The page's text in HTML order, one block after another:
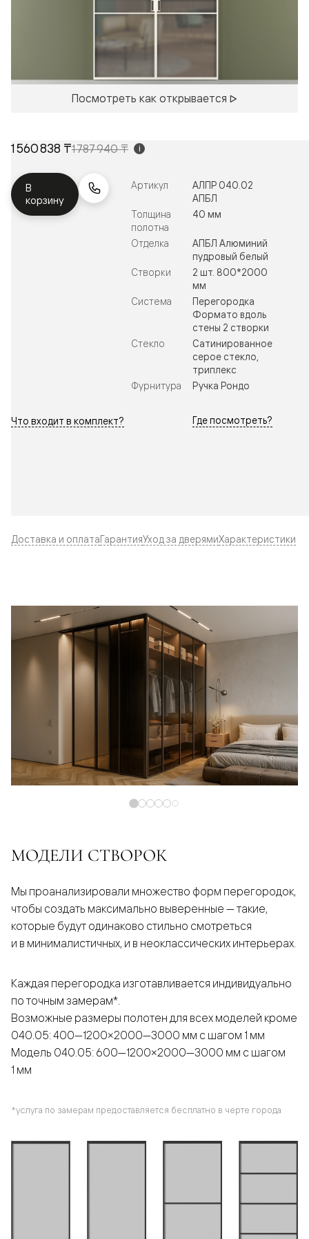
Посмотреть как открывается
1 560 838 ₸1 787 940 ₸ i
В
корзину
Артикул
АЛПР 040.02
АПБЛ
Толщина
полотна
40 мм
Отделка
АПБЛ Алюминий
пудровый белый
Створки
2 шт. 800*2000
мм
Система
Перегородка
Формато вдоль
стены 2 створки
Стекло
Сатинированное
серое стекло,
триплекс
Фурнитура
Ручка Рондо
Что входит в комплект? Где посмотреть?
Доставка и оплатаГарантияУход за дверямиХарактеристики
МОДЕЛИ СТВОРОК
Мы проанализировали множество форм перегородок,
чтобы создать максимально выверенные — такие,
которые будут одинаково стильно смотреться
и в минималистичных, и в неоклассических интерьерах.
Каждая перегородка изготавливается индивидуально
по точным замерам*.
Возможные размеры полотен для всех моделей кроме
040.05: 400—1200×2000—3000 мм с шагом 1 мм
Модель 040.05: 600—1200×2000—3000 мм с шагом
1 мм
*услуга по замерам предоставляется бесплатно в черте города